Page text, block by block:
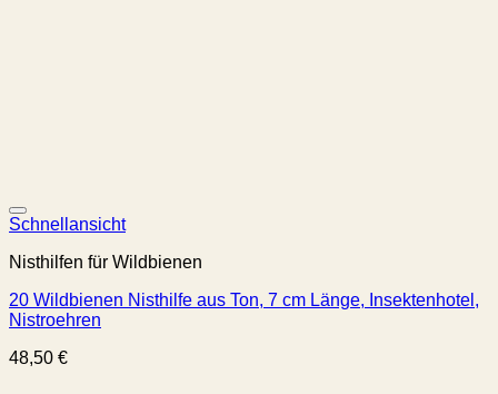
Schnellansicht
Nisthilfen für Wildbienen
20 Wildbienen Nisthilfe aus Ton, 7 cm Länge, Insektenhotel,
Nistroehren
48,50 €